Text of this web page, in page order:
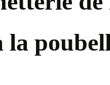
la